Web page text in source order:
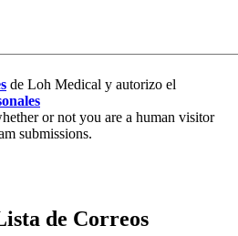
de Loh Medical y autorizo el
or not you are a human visitor
submissions.
de Correos